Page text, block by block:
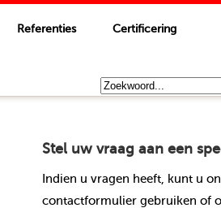
Referenties Certificering
Stel uw vraag aan een
Indien u vragen heeft, kunt u
contactformulier gebruiken of